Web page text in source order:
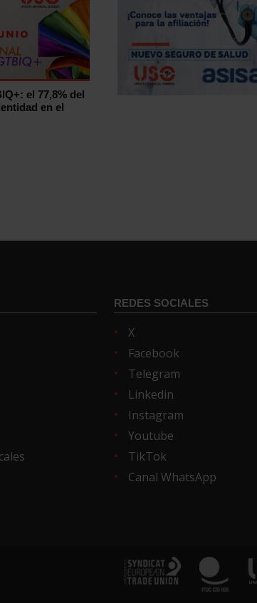
el 77,8% del
en el
REDES SOCIALES
X
Facebook
Telegram
Linkedin
Instagram
Youtube
TikTok
Canal WhatsApp